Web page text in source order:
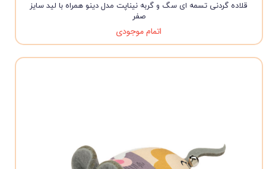
قلاده گردنی تسمه ای سگ و گربه نیناپت مدل دینو همراه با لید سایز
صفر
اتمام موجودی